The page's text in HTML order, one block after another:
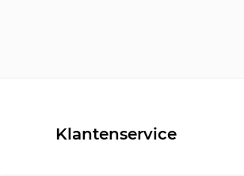
Klantenservice